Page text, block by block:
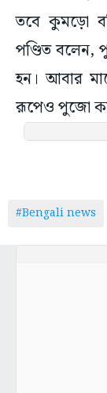
তবে কুমড়ো
পণ্ডিত বলেন,
হন। আবার
রূপেও পুজো
#Bengali news